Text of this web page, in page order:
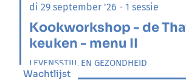
di 29 september '26 - 1 sessie
Kookworkshop - de
keuken - menu II
LEVENSSTIJL EN GEZONDHEID
Wachtlijst